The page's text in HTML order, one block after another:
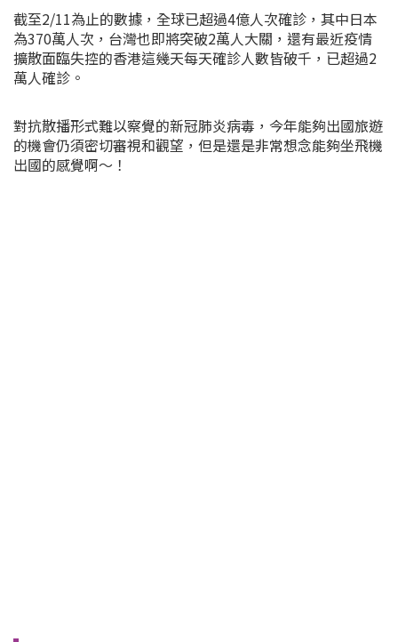
截至2/11為止的數據，全球已超過4億人次確診，其中日本
為370萬人次，台灣也即將突破2萬人大關，還有最近疫情
擴散面臨失控的香港這幾天每天確診人數皆破千，已超過2
萬人確診。
對抗散播形式難以察覺的新冠肺炎病毒，今年能夠出國旅遊
的機會仍須密切審視和觀望，但是還是非常想念能夠坐飛機
出國的感覺啊～！